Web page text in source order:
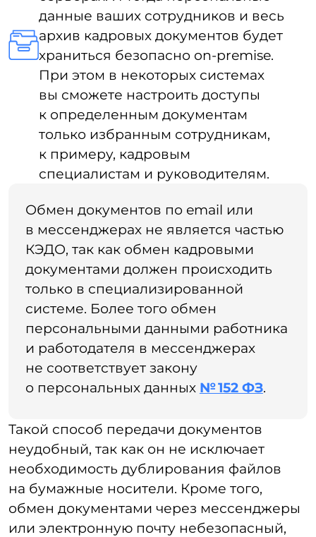
обмен документами через мессенджеры
или электронную почту небезопасный,
так как есть риск утечки и потери
информации.
Преимущества КЭДО
КЭДО — полезный инструмент не только
для отдела кадров, но и для всех
сотрудников компании.
для компании:
Автоматизирует работу отдела
кадров. Процессы работы
с документами занимают в разы
меньше времени, так как создать
и отправить документ, собрать